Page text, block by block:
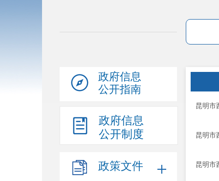
政府信息
公开指南
政府信息
公开制度
政策文件
昆明市
昆明市
昆明市